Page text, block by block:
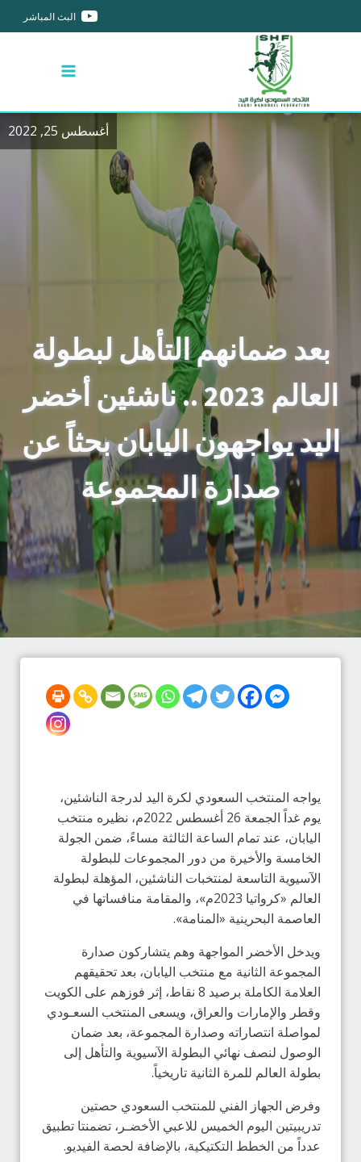
البث المباشر
أغسطس 25, 2022
بعد ضمانهم التأهل لبطولة
العالم 2023 .. ناشئين أخضر
اليد يواجهون اليابان بحثاً عن
صدارة المجموعة
يواجه المنتخب السعودي لكرة اليد لدرجة الناشئين،
يوم غداً الجمعة 26 أغسطس 2022م، نظيره منتخب
اليابان، عند تمام الساعة الثالثة مساءً، ضمن الجولة
الخامسة والأخيرة من دور المجموعات للبطولة
الآسيوية التاسعة لمنتخبات الناشئين، المؤهلة لبطولة
العالم «كرواتيا 2023م»، والمقامة منافساتها في
العاصمة البحرينية «المنامة».
ويدخل الأخضر المواجهة وهم يتشاركون صدارة
المجموعة الثانية مع منتخب اليابان، بعد تحقيقهم
العلامة الكاملة برصيد 8 نقاط، إثر فوزهم على الكويت
وقطر والإمارات والعراق، ويسعى المنتخب السعـودي
لمواصلة انتصاراته وصدارة المجموعة، بعد ضمان
الوصول لنصف نهائي البطولة الآسيوية والتأهل إلى
بطولة العالم للمرة الثانية تاريخياً.
وفرض الجهاز الفني للمنتخب السعودي حصتين
تدريبيتين اليوم الخميس للاعبي الأخضـر، تضمنتا تطبيق
عدداً من الخطط التكتيكية، بالإضافة لحصة الفيديو.